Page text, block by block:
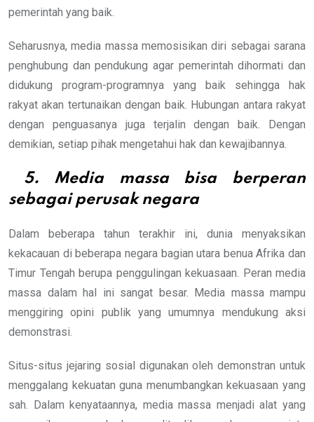
pemerintah yang baik.
Seharusnya, media massa memosisikan diri sebagai sarana
penghubung dan pendukung agar pemerintah dihormati dan
didukung program-programnya yang baik sehingga hak
rakyat akan tertunaikan dengan baik. Hubungan antara rakyat
dengan penguasanya juga terjalin dengan baik. Dengan
demikian, setiap pihak mengetahui hak dan kewajibannya.
5. Media massa bisa berperan
sebagai perusak negara
Dalam beberapa tahun terakhir ini, dunia menyaksikan
kekacauan di beberapa negara bagian utara benua Afrika dan
Timur Tengah berupa penggulingan kekuasaan. Peran media
massa dalam hal ini sangat besar. Media massa mampu
menggiring opini publik yang umumnya mendukung aksi
demonstrasi.
Situs-situs jejaring sosial digunakan oleh demonstran untuk
menggalang kekuatan guna menumbangkan kekuasaan yang
sah. Dalam kenyataannya, media massa menjadi alat yang